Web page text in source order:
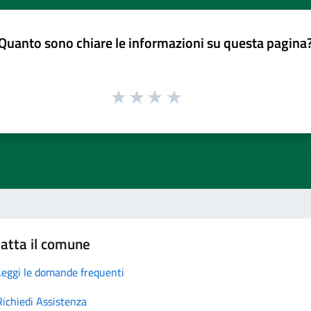
sono chiare le informazioni su questa
il comune
le domande frequenti
Assistenza